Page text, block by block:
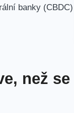
banky (CBDC)
než se